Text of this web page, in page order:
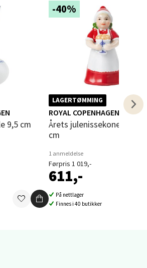
9,5 cm
-40%
LAGERTØMMING
ROYAL COPENHAGEN
Årets julenissekone 2025 10
cm
1 anmeldelse
Førpris 1 019,-
611,-
På nettlager
Finnes i 40 butikker